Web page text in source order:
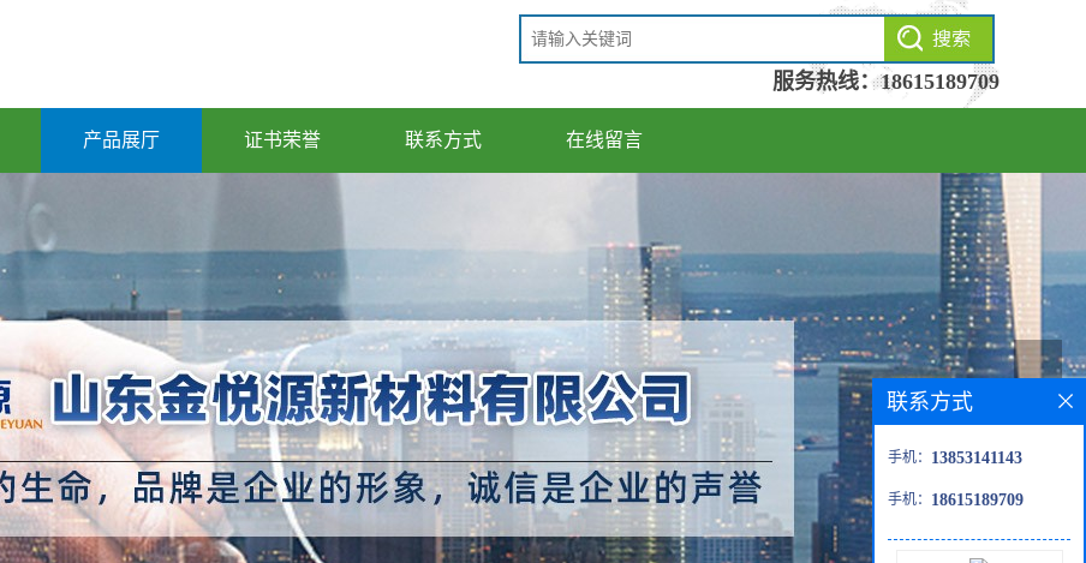
服务热线：18615189709
产品展厅 证书荣誉 联系方式 在线留言
联系方式
手机： 13853141143
手机： 18615189709